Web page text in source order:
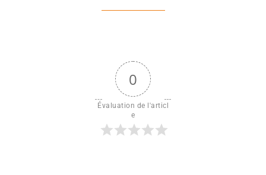
0
Évaluation de l'articl
e